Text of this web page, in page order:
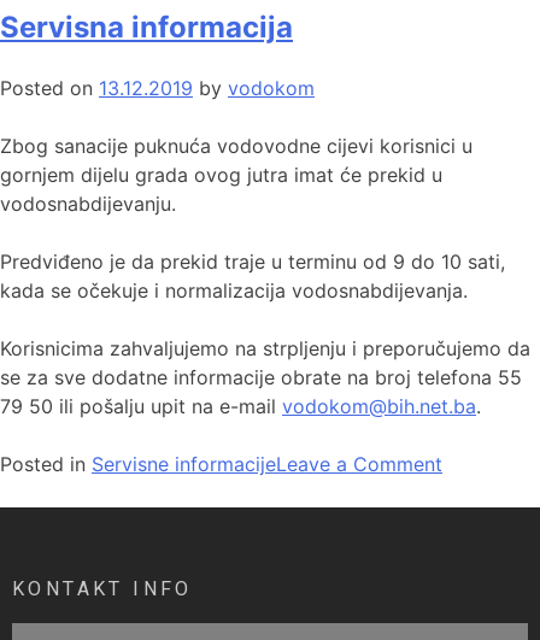
Servisna informacija
Posted on 13.12.2019 by vodokom
Zbog sanacije puknuća vodovodne cijevi korisnici u
gornjem dijelu grada ovog jutra imat će prekid u
vodosnabdijevanju.
Predviđeno je da prekid traje u terminu od 9 do 10 sati,
kada se očekuje i normalizacija vodosnabdijevanja.
Korisnicima zahvaljujemo na strpljenju i preporučujemo da
se za sve dodatne informacije obrate na broj telefona 55
79 50 ili pošalju upit na e-mail vodokom@bih.net.ba.
Posted in Servisne informacijeLeave a Comment
KONTAKT INFO